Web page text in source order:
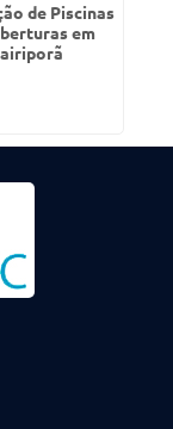
de Piscinas
em